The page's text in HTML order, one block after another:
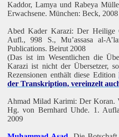
Kaddor, Lamya und Rabeya
Erwachsene. München: Beck,
Abed Kader Karazi: Der Heilige
Aufl., 998 S., Mu’assasa al-
Publications. Beirut 2008
(Das ist im Wesentlichen die
Karazi ist nicht der Übersetzer,
Rezensionen enthält diese Edition
der Transkription, vereinzelt
Ahmad Milad Karimi: Der Koran.
Hg. von Bernhard Uhde. 1.
2009